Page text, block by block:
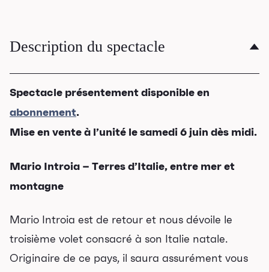
Description du spectacle
Spectacle présentement disponible en
abonnement.
Mise en vente à l’unité le samedi 6 juin dès midi.
Mario Introia – Terres d’Italie, entre mer et
montagne
Mario Introia est de retour et nous dévoile le
troisième volet consacré à son Italie natale.
Originaire de ce pays, il saura assurément vous